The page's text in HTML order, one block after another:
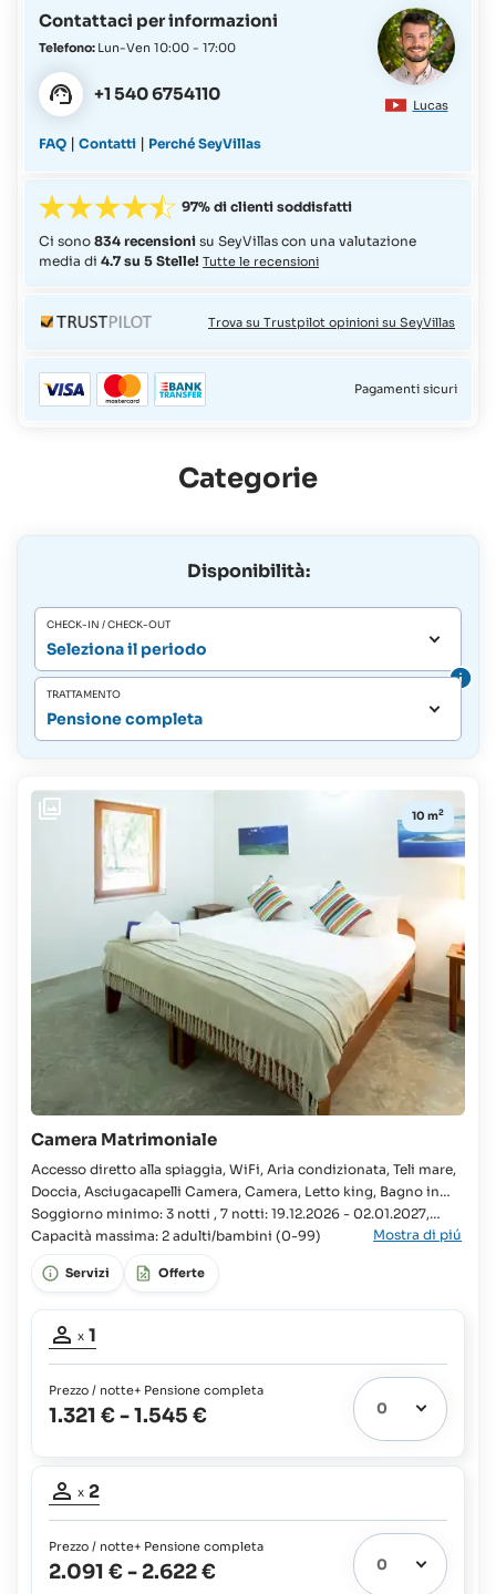
Lucas
Contattaci per informazioni
Telefono: Lun-Ven 10:00 - 17:00
+1 540 6754110
FAQ |Contatti | Perché SeyVillas
97% di clienti soddisfatti
Ci sono834 recensionisu SeyVillas con una valutazione
media di4.7 su 5 Stelle! Tutte le recensioni
Trova su Trustpilot opinioni su SeyVillas
Pagamenti sicuri
Categorie
Disponibilità:
CHECK-IN / CHECK-OUT
Seleziona il periodo
TRATTAMENTO
Pensione completa
Camera Matrimoniale
10 m2
Accesso diretto alla spiaggia, WiFi, Aria condizionata, Teli mare,
Doccia, Asciugacapelli Camera, Camera, Letto king, Bagno in
camera, WC, Presa per rasoio, Pensione completa, Vista
giardino, Lettini prendisole, Servizio di pulizia, Cambio
Soggiorno minimo: 3 notti , 7 notti: 19.12.2026 - 02.01.2027,
24.03.2027 - 03.04.2027, 18.12.2027 - 01.01.2028
Capacità massima: 2 adulti/bambini (0-99) Mostra di piú
Servizi Offerte
Partecipanti
x 1
Prezzo / notte+ Pensione completa
1.321 €-1.545 €
Partecipanti
x 2
Prezzo / notte+ Pensione completa
2.091 €- 2.622 €